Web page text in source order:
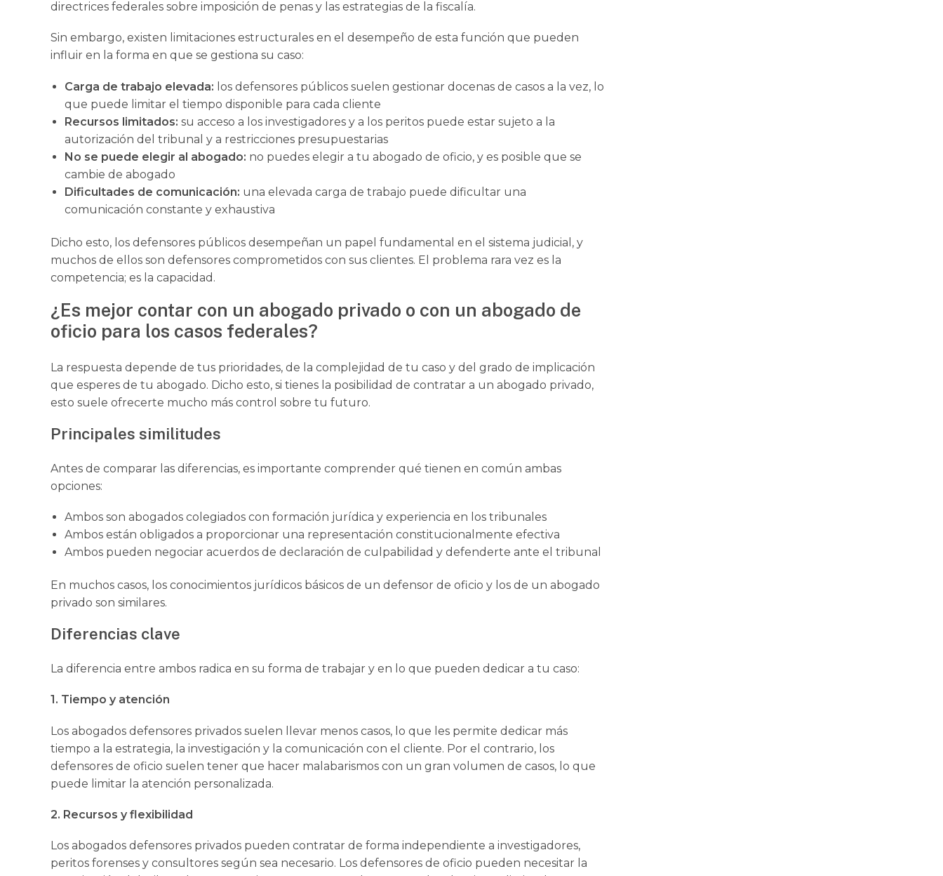
directrices federales sobre imposición de penas y las estrategias de la fiscalía.
Sin embargo, existen limitaciones estructurales en el desempeño de esta función que pueden
influir en la forma en que se gestiona su caso:
Carga de trabajo elevada: los defensores públicos suelen gestionar docenas de casos a la vez, lo
que puede limitar el tiempo disponible para cada cliente
Recursos limitados: su acceso a los investigadores y a los peritos puede estar sujeto a la
autorización del tribunal y a restricciones presupuestarias
No se puede elegir al abogado: no puedes elegir a tu abogado de oficio, y es posible que se
cambie de abogado
Dificultades de comunicación: una elevada carga de trabajo puede dificultar una
comunicación constante y exhaustiva
Dicho esto, los defensores públicos desempeñan un papel fundamental en el sistema judicial, y
muchos de ellos son defensores comprometidos con sus clientes. El problema rara vez es la
competencia; es la capacidad.
¿Es mejor contar con un abogado privado o con un abogado de
oficio para los casos federales?
La respuesta depende de tus prioridades, de la complejidad de tu caso y del grado de implicación
que esperes de tu abogado. Dicho esto, si tienes la posibilidad de contratar a un abogado privado,
esto suele ofrecerte mucho más control sobre tu futuro.
Principales similitudes
Antes de comparar las diferencias, es importante comprender qué tienen en común ambas
opciones:
Ambos son abogados colegiados con formación jurídica y experiencia en los tribunales
Ambos están obligados a proporcionar una representación constitucionalmente efectiva
Ambos pueden negociar acuerdos de declaración de culpabilidad y defenderte ante el tribunal
En muchos casos, los conocimientos jurídicos básicos de un defensor de oficio y los de un abogado
privado son similares.
Diferencias clave
La diferencia entre ambos radica en su forma de trabajar y en lo que pueden dedicar a tu caso:
1. Tiempo y atención
Los abogados defensores privados suelen llevar menos casos, lo que les permite dedicar más
tiempo a la estrategia, la investigación y la comunicación con el cliente. Por el contrario, los
defensores de oficio suelen tener que hacer malabarismos con un gran volumen de casos, lo que
puede limitar la atención personalizada.
2. Recursos y flexibilidad
Los abogados defensores privados pueden contratar de forma independiente a investigadores,
peritos forenses y consultores según sea necesario. Los defensores de oficio pueden necesitar la